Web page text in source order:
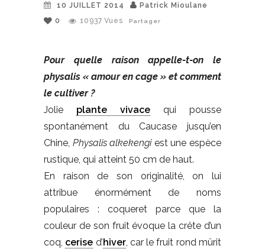
10 JUILLET 2014
Patrick Mioulane
0
10937 Vues Partager
Pour quelle raison appelle-t-on le
physalis « amour en cage » et comment
le cultiver ?
Jolie plante vivace qui pousse
spontanément du Caucase jusqu’en
Chine, Physalis alkekengiest une espèce
rustique, qui atteint 50 cm de haut.
En raison de son originalité, on lui
attribue énormément de noms
populaires : coqueret parce que la
couleur de son fruit évoque la crête d’un
coq, cerise d’hiver, car le fruit rond mûrit